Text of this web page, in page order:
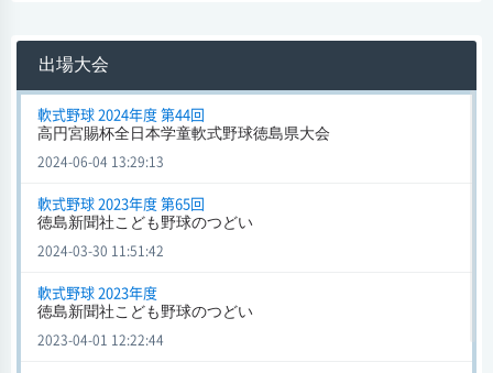
徳島新聞社こども野球のつどい (軟式野球) 2023年度 第65回
平島少年野球部 1 - 11
ース
会場 鳴門市衛生センターグラウンド
平島少年野球部 4 - 3
試合日時 2024-03-03[情報更新日:2024-03-03 17:35:28]
出場大会
軟式野球 2024年度 第44回
高円宮賜杯全日本学童軟式野球徳島県大会
2024-06-04 13:29:13
軟式野球 2023年度 第65回
徳島新聞社こども野球のつどい
2024-03-30 11:51:42
軟式野球 2023年度
徳島新聞社こども野球のつどい
2023-04-01 12:22:44